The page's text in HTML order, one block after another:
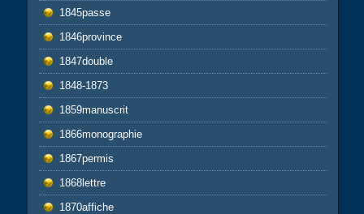
1845passe
1846province
1847double
1848-1873
1859manuscrit
1866monographie
1867permis
1868lettre
1870affiche